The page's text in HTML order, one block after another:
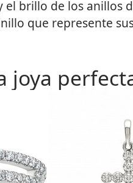
el brillo de los
que represente
joya